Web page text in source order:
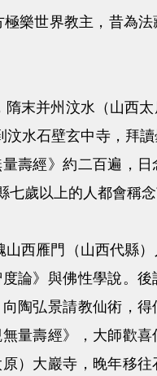
樂世界教主，昔為法
末并州汶水（山西太
水石壁玄中寺，拜
壽經》約二百遍，
歲以上的人都會稱念
西雁門（山西代縣）
論》與佛性學說。
陶弘景請教仙術，
量壽經》，大師歡
）大巖寺，晚年移